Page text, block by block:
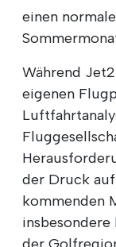
einen
Während
eigenen
der Druck
kommenden